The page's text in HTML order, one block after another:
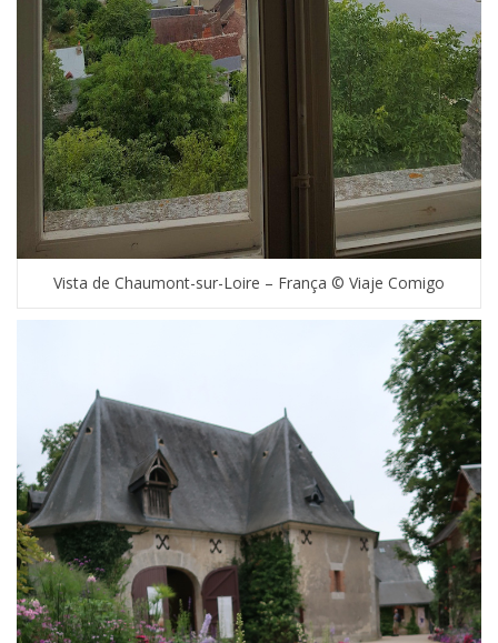
Vista de Chaumont-sur-Loire – França © Viaje Comigo